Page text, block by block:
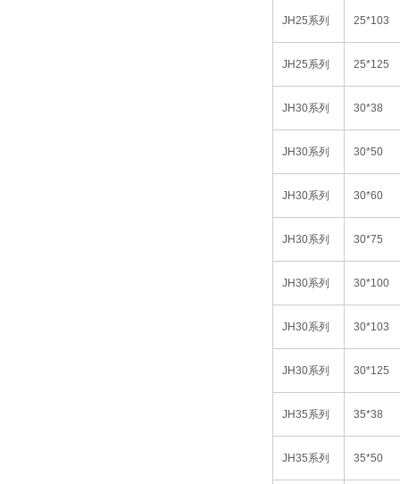
JH25系列 25*103
JH25系列 25*125
JH30系列 30*38
JH30系列 30*50
JH30系列 30*60
JH30系列 30*75
JH30系列 30*100
JH30系列 30*103
JH30系列 30*125
JH35系列 35*38
JH35系列 35*50